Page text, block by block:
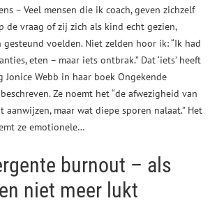
– Veel mensen die ik coach, geven zichzelf
de vraag of zij zich als kind echt gezien,
voelden. Niet zelden hoor ik: “Ik had
eten – maar iets ontbrak.” Dat ‘iets’ heeft
Jonice Webb in haar boek Ongekende
Ze noemt het “de afwezigheid van
maar wat diepe sporen nalaat.” Het
ze emotionele…
burnout – als
niet meer lukt